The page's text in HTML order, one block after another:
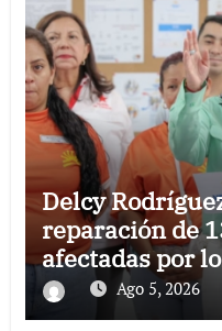
Delcy
reparación de
afectadas por
Ago 5, 2026